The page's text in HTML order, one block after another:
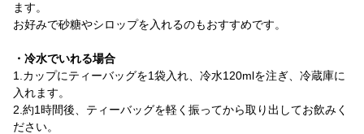
ます。
お好みで砂糖やシロップを入れるのもおすすめです。
・冷水でいれる場合
1.カップにティーバッグを1袋入れ、冷水120mlを注ぎ、冷蔵庫に
入れます。
2.約1時間後、ティーバッグを軽く振ってから取り出してお飲みく
ださい。